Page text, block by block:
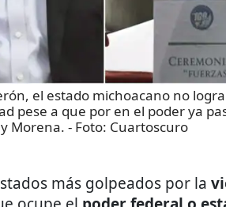
el estado michoacano no
pese a que por en el poder ya
Morena. - Foto: Cuartoscuro
más golpeados por la